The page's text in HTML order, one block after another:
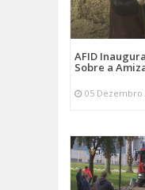
AFID
Sobre a
05 Dezembro